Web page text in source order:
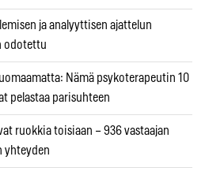
ja analyyttisen ajattelun
odotettu
Nämä psykoterapeutin 10
pelastaa parisuhteen
ruokkia toisiaan – 936 vastaajan
yhteyden